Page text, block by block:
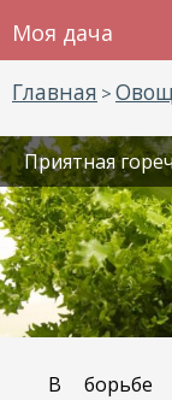
Моя дача
Главная >
Приятная
В борьбе